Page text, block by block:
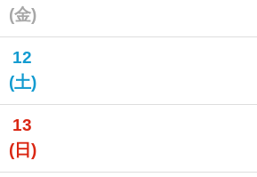
(金)
12
(土)
13
(日)